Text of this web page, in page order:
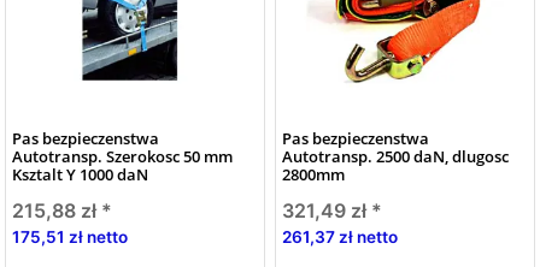
Pas bezpieczenstwa
Autotransp. Szerokosc 50 mm
Ksztalt Y 1000 daN
215,88 zł *
175,51 zł netto
Pas bezpieczenstwa
Autotransp. 2500 daN, dlugosc
2800mm
321,49 zł *
261,37 zł netto